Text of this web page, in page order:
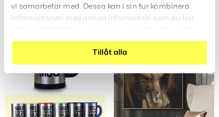
vi samarbetar med. Dessa kan i sin tur kombinera
informationen med annan information som du har
använt deras tjänster.
Tillåt alla
Relaterade Produkter